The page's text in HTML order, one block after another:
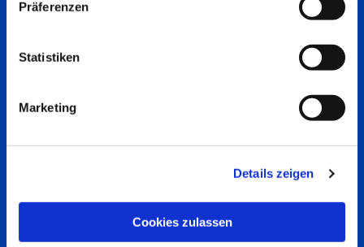
Präferenzen
Statistiken
Marketing
Details zeigen
Cookies zulassen